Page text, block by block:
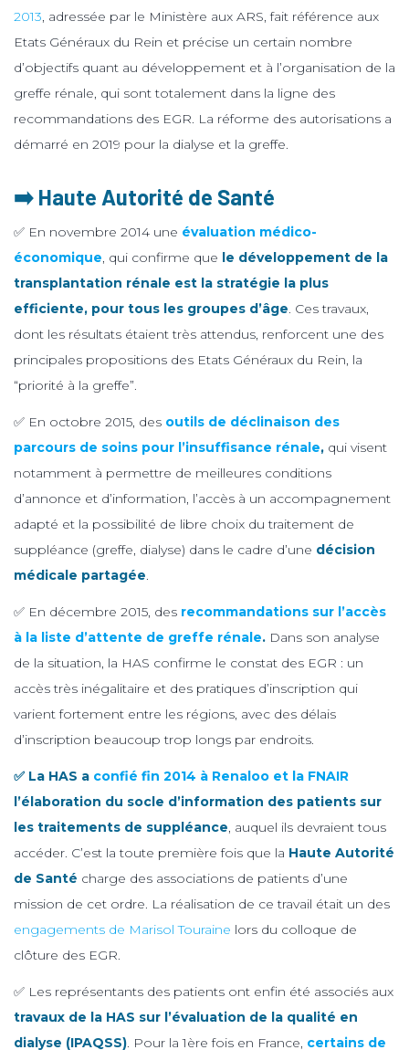
2013, adressée par le Ministère aux ARS, fait référence aux
Etats Généraux du Rein et précise un certain nombre
d’objectifs quant au développement et à l’organisation de la
greffe rénale, qui sont totalement dans la ligne des
recommandations des EGR. La réforme des autorisations a
démarré en 2019 pour la dialyse et la greffe.
➡️ Haute Autorité de Santé
✅ En novembre 2014 une évaluation médico-
économique, qui confirme que le développement de la
transplantation rénale est la stratégie la plus
efficiente, pour tous les groupes d’âge. Ces travaux,
dont les résultats étaient très attendus, renforcent une des
principales propositions des Etats Généraux du Rein, la
“priorité à la greffe”.
✅ En octobre 2015, des outils de déclinaison des
parcours de soins pour l’insuffisance rénale, qui visent
notamment à permettre de meilleures conditions
d’annonce et d’information, l’accès à un accompagnement
adapté et la possibilité de libre choix du traitement de
suppléance (greffe, dialyse) dans le cadre d’une décision
médicale partagée.
✅ En décembre 2015, des recommandations sur l’accès
à la liste d’attente de greffe rénale. Dans son analyse
de la situation, la HAS confirme le constat des EGR : un
accès très inégalitaire et des pratiques d’inscription qui
varient fortement entre les régions, avec des délais
d’inscription beaucoup trop longs par endroits.
✅ La HAS a confié fin 2014 à Renaloo et la FNAIR
l’élaboration du socle d’information des patients sur
les traitements de suppléance, auquel ils devraient tous
accéder. C’est la toute première fois que la Haute Autorité
de Santé charge des associations de patients d’une
mission de cet ordre. La réalisation de ce travail était un des
engagements de Marisol Touraine lors du colloque de
clôture des EGR.
✅ Les représentants des patients ont enfin été associés aux
travaux de la HAS sur l’évaluation de la qualité en
dialyse (IPAQSS). Pour la 1ère fois en France, certains de